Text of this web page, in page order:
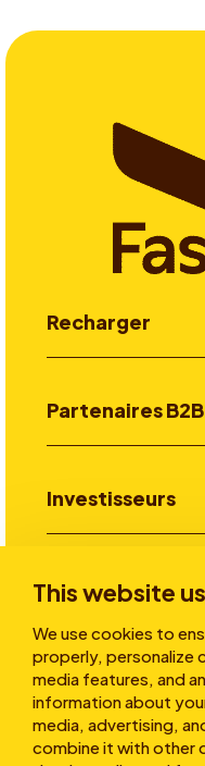
This website
We use cookies to
properly, personalize
media features, and
information about
media, advertising,
combine it with other
Recharger
Partenaires B2B
Investisseurs
Aller plus loin
A propos